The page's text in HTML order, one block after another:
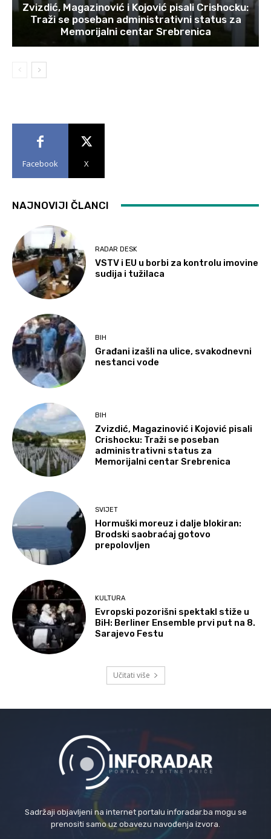
Zvizdić, Magazinović i Kojović pisali Crishocku:
Traži se poseban administrativni status za
Memorijalni centar Srebrenica
Facebook X
NAJNOVIJI ČLANCI
RADAR DESK
VSTV i EU u borbi za kontrolu imovine
sudija i tužilaca
BIH
Građani izašli na ulice, svakodnevni
nestanci vode
BIH
Zvizdić, Magazinović i Kojović pisali
Crishocku: Traži se poseban
administrativni status za
Memorijalni centar Srebrenica
SVIJET
Hormuški moreuz i dalje blokiran:
Brodski saobraćaj gotovo
prepolovljen
KULTURA
Evropski pozorišni spektakl stiže u
BiH: Berliner Ensemble prvi put na 8.
Sarajevo Festu
Učitati više
Sadržaji objavljeni na internet portalu inforadar.ba mogu se
prenositi samo uz obavezu navođenja izvora.